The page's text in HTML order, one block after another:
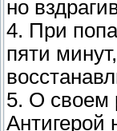
но
4. При
пяти
5. О своем
Антигерой